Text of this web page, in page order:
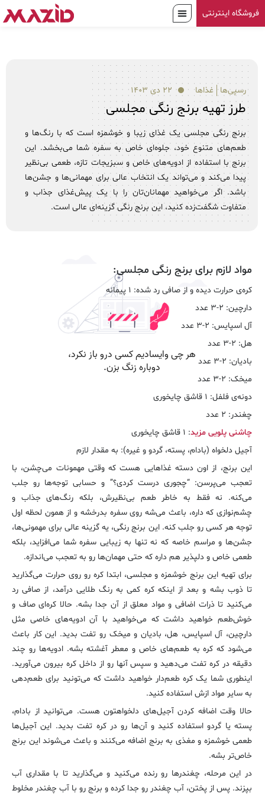
فروشگاه اینترنتی
رسپی‌ها غذاها ۲۲ دی ۱۴۰۳
طرز تهیه برنج رنگی مجلسی
برنج رنگی مجلسی یک غذای زیبا و خوشمزه است که با رنگ‌ها و
طعم‌های متنوع خود، جلوه‌ای خاص به سفره شما می‌بخشد. این
برنج با استفاده از ادویه‌های خاص و سبزیجات تازه، طعمی بی‌نظیر
پیدا می‌کند و می‌تواند یک انتخاب عالی برای مهمانی‌ها و جشن‌ها
باشد. اگر می‌خواهید مهمانان‌تان را با یک پیش‌غذای جذاب و
متفاوت شگفت‌زده کنید، این برنج رنگی گزینه‌ای عالی است.
مواد لازم برای برنج رنگی مجلسی:
کره‌ی حرارت دیده و از صافی رد شده:
دارچین: ۲-۳ عدد
آل اسپایس:
هل:
بادیان:
میخک:
دونه‌ی فلفل:
چغندر: ۲ عدد
چاشنی پلویی مزید:
آجیل دلخواه (بادام، پسته، گردو و غیره): به مقدار لازم
این برنج، از اون دسته غذاهایی هست که وقتی مهمونات می‌چشن، با
تعجب می‌پرسن: “چجوری درست کردی؟” و حسابی توجه‌ها رو جلب
می‌کنه. نه فقط به خاطر طعم بی‌نظیرش، بلکه رنگ‌های جذاب و
چشم‌نوازی که داره، باعث می‌شه روی سفره بدرخشه و از همون لحظه اول
توجه هر کسی رو جلب کنه. این برنج رنگی، یه گزینه عالی برای مهمونی‌ها،
جشن‌ها و مراسم خاصه که نه تنها به زیبایی سفره شما می‌افزاید، بلکه
طعمی خاص و دلپذیر هم داره که حتی مهمان‌ها رو به تعجب می‌اندازه.
برای تهیه این برنج خوشمزه و مجلسی، ابتدا کره رو روی حرارت می‌گذارید
تا ذوب بشه و بعد از اینکه کره کمی به رنگ طلایی درآمد، از صافی رد
می‌کنید تا ذرات اضافی و مواد معلق از آن جدا بشه. حالا کره‌ای صاف و
خوش‌طعم خواهید داشت که می‌خواهید با آن ادویه‌های خاصی مثل
دارچین، آل اسپایس، هل، بادیان و میخک رو تفت بدید. این کار باعث
می‌شود که کره به طعم‌های خاص و معطر آغشته بشه. ادویه‌ها رو چند
دقیقه در کره تفت می‌دهید و سپس آنها رو از داخل کره بیرون می‌آورید.
اینطوری شما یک کره طعم‌دار خواهید داشت که می‌تونید برای طعم‌دهی
به سایر مواد ازش استفاده کنید.
حالا وقت اضافه کردن آجیل‌های دلخواهتون هست. می‌توانید از بادام،
پسته یا گردو استفاده کنید و آن‌ها رو در کره تفت بدید. این آجیل‌ها
طعمی خوشمزه و مغذی به برنج اضافه می‌کنند و باعث می‌شوند این برنج
خاص‌تر بشه.
در این مرحله، چغندرها رو رنده می‌کنید و می‌گذارید تا با مقداری آب
بپزند. پس از پختن، آب چغندر رو جدا کرده و برنج رو با آب چغندر مخلوط